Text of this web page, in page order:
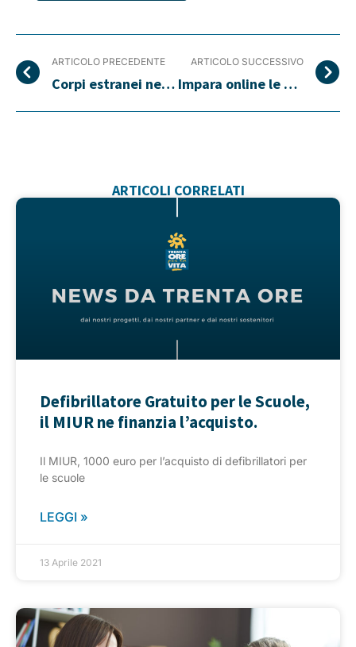
ARTICOLO PRECEDENTE
Corpi estranei nel naso, cosa fare
ARTICOLO SUCCESSIVO
Impara online le manovre di disostruzione
ARTICOLI CORRELATI
Defibrillatore Gratuito per le Scuole,
il MIUR ne finanzia l’acquisto.
Il MIUR, 1000 euro per l’acquisto di defibrillatori per
le scuole
LEGGI »
13 Aprile 2021